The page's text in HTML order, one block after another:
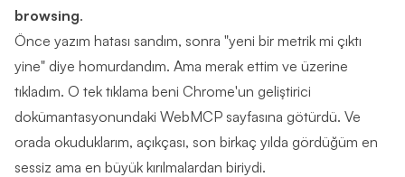
browsing.
Önce yazım hatası sandım, sonra "yeni bir metrik mi çıktı
yine" diye homurdandım. Ama merak ettim ve üzerine
tıkladım. O tek tıklama beni Chrome'un geliştirici
dokümantasyonundaki WebMCP sayfasına götürdü. Ve
orada okuduklarım, açıkçası, son birkaç yılda gördüğüm en
sessiz ama en büyük kırılmalardan biriydi.